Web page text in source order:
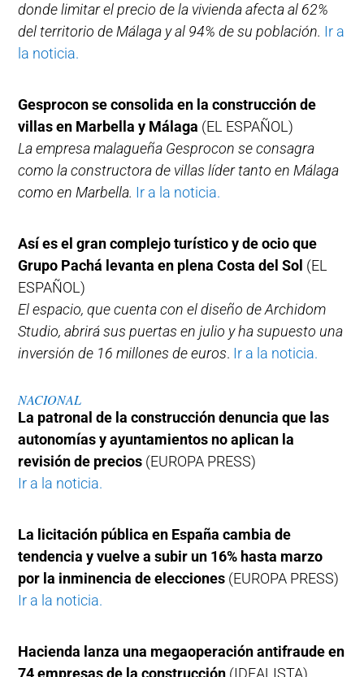
donde limitar el precio de la vivienda afecta al 62%
del territorio de Málaga y al 94% de su población. Ir a
la noticia.
Gesprocon se consolida en la construcción de
villas en Marbella y Málaga (EL ESPAÑOL)
La empresa malagueña Gesprocon se consagra
como la constructora de villas líder tanto en Málaga
como en Marbella. Ir a la noticia.
Así es el gran complejo turístico y de ocio que
Grupo Pachá levanta en plena Costa del Sol (EL
ESPAÑOL)
El espacio, que cuenta con el diseño de Archidom
Studio, abrirá sus puertas en julio y ha supuesto una
inversión de 16 millones de euros. Ir a la noticia.
NACIONAL
La patronal de la construcción denuncia que las
autonomías y ayuntamientos no aplican la
revisión de precios (EUROPA PRESS)
Ir a la noticia.
La licitación pública en España cambia de
tendencia y vuelve a subir un 16% hasta marzo
por la inminencia de elecciones (EUROPA PRESS)
Ir a la noticia.
Hacienda lanza una megaoperación antifraude en
74 empresas de la construcción (IDEALISTA)